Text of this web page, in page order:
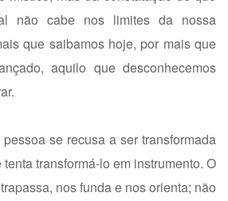
não cabe nos limites da nossa
que saibamos hoje, por mais que
aquilo que desconhecemos
se recusa a ser transformada
transformá-lo em instrumento. O
nos funda e nos orienta; não